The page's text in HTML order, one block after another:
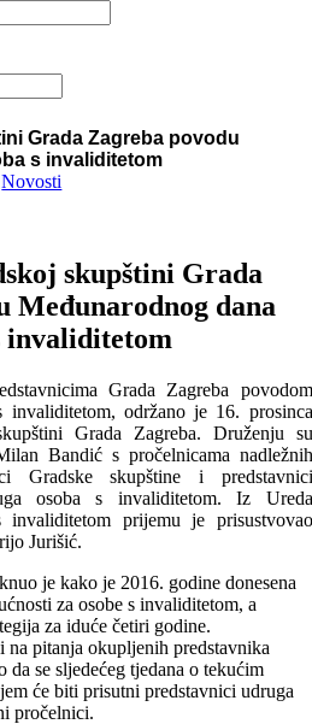
Grada Zagreba povodu
s invaliditetom
Novosti
skupštini Grada
Međunarodnog dana
invaliditetom
Grada Zagreba povodom
invaliditetom, održano je 16. prosinca
Grada Zagreba. Druženju su
Bandić s pročelnicama nadležnih
Gradske skupštine i predstavnici
osoba s invaliditetom. Iz Ureda
invaliditetom prijemu je prisustvovao
Jurišić.
je kako je 2016. godine donesena
za osobe s invaliditetom, a
za iduće četiri godine.
pitanja okupljenih predstavnika
se sljedećeg tjedana o tekućim
će biti prisutni predstavnici udruga
pročelnici.